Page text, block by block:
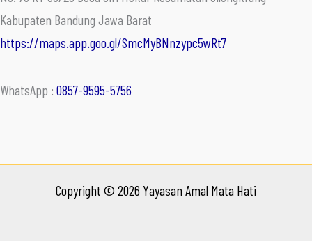
Kabupaten Bandung Jawa Barat
https://maps.app.goo.gl/SmcMyBNnzypc5wRt7
WhatsApp : 0857-9595-5756
Copyright © 2026 Yayasan Amal Mata Hati